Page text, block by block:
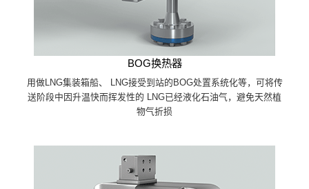
BOG换热器
用做LNG集装箱船、 LNG接受到站的BOG处置系统化等，可将传
送阶段中因升温快而挥发性的 LNG已经液化石油气，避免天然植
物气折损